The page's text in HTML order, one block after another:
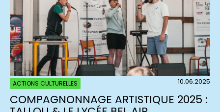
ACTIONS CULTURELLES 10.06.2025
COMPAGNONNAGE ARTISTIQUE 2025 :